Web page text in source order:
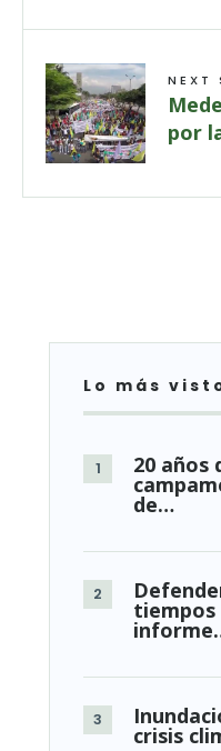
NEXT
por
Lo más
20 años
de…
tiempos
crisis